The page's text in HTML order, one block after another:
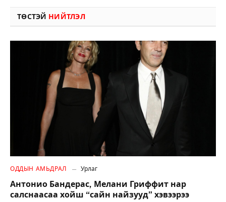
ТӨСТЭЙ НИЙТЛЭЛ
ОДДЫН АМЬДРАЛ Урлаг
Антонио Бандерас, Мелани Гриффит нар
салснаасаа хойш “сайн найзууд” хэвээрээ